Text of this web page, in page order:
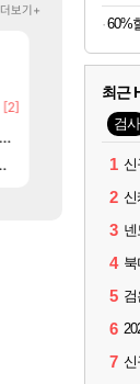
보상 공
부산
크로체
신호
고양이
더보기+
[2]
해외겜 스
아주프로 4
7년
비스트 비
동해
최근
검사
1
2
3
4
5
6
7